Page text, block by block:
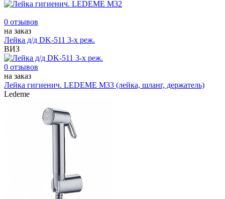
0 отзывов
на заказ
Лейка д/д DK-511 3-х реж.
ВИЗ
0 отзывов
на заказ
Лейка гигиенич. LEDEME М33 (лейка, шланг, держатель)
Ledeme